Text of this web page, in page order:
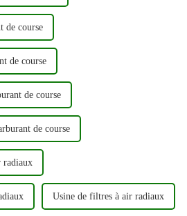
de course
de course
de course
de course
radiaux
Usine de filtres à air radiaux